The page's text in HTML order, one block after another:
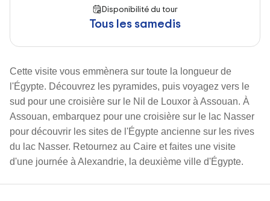
Disponibilité du tour
Tous les samedis
Cette visite vous emmènera sur toute la longueur de
l'Égypte. Découvrez les pyramides, puis voyagez vers le
sud pour une croisière sur le Nil de Louxor à Assouan. À
Assouan, embarquez pour une croisière sur le lac Nasser
pour découvrir les sites de l'Égypte ancienne sur les rives
du lac Nasser. Retournez au Caire et faites une visite
d'une journée à Alexandrie, la deuxième ville d'Égypte.